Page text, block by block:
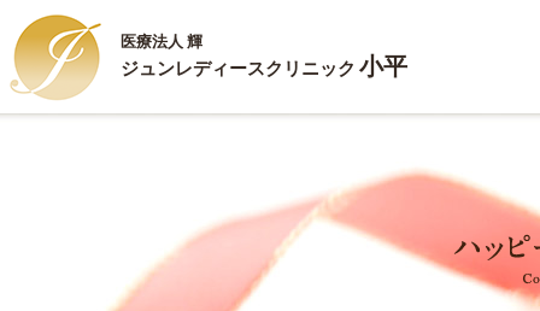
医療法人 輝
ジュンレディースクリニック 小平
ごあいさつ
診療内容